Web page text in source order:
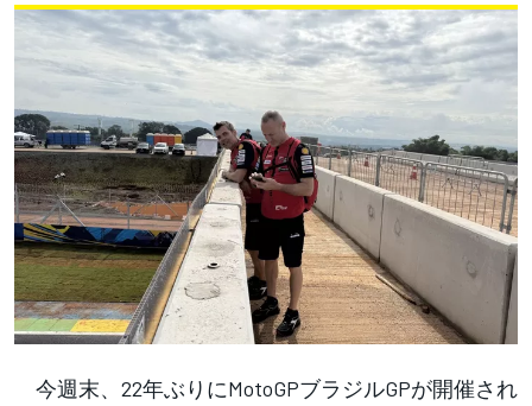
今週末、22年ぶりにMotoGPブラジルGPが開催され